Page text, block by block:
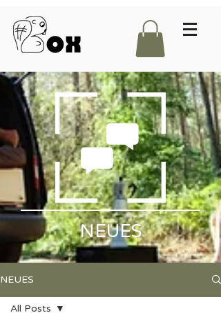
NEUES
NEUES
All Posts